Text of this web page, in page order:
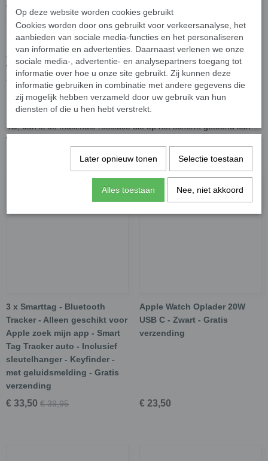
vertonen. De VGA adapter kan hierbij direct op de iPod, iPhone of
iPad worden aangesloten, of via een docking-station.
De iPad 2 ondersteunt hierbij als enige 'mirroring': via de VGA
Adapter is het scherm van de iPad 2 continu te zien op het scherm
waarop u de iPad 2 aansluit. Alles wat u doet is daarbij op het
scherm te volgen. De maximale resolutie is hierbij maarliefst 1080p
HD.
Sluit u de VGA adapter aan op de iPad 1, iPhone 4/4S of iPod touch
4G, dan is de maximale resolutie die op het scherm getoond kan
worden 720p.
Ook interessant
3 x Smarttag - Bluetooth
Tracker - Alleen geschikt voor
Apple zoek mijn app - Smart
Tag Tracker auto - Inclusief
sleutelhanger - Keyfinder -
met geluidsmelding - Gratis
verzending
€ 33,50 € 39,95
Apple Watch Oplader 20W
USB C - Zwart - Gratis
verzending
€ 23,50
Op deze website worden cookies gebruikt
Cookies worden door ons gebruikt voor verkeersanalyse, het
aanbieden van sociale media-functies en het personaliseren
van informatie en advertenties. Daarnaast verlenen we onze
sociale media-, advertentie- en analysepartners toegang tot
informatie over hoe u onze site gebruikt. Zij kunnen deze
informatie gebruiken in combinatie met andere gegevens die
zij mogelijk hebben verzameld door uw gebruik van hun
diensten of die u hen hebt verstrekt.
Later opnieuw tonen Selectie toestaan
Alles toestaan Nee, niet akkoord